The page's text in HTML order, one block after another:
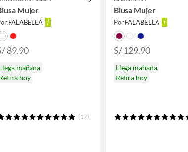
Mujer
FALABELLA
89.90
Llega mañana
Retira hoy
(17)
Blusa Mujer
Por FALABELLA
S/ 129.90
Llega mañana
Retira hoy